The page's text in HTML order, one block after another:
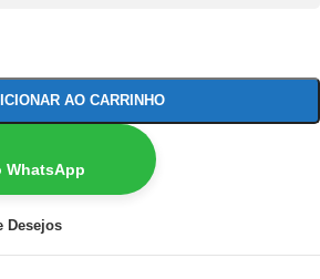
AO CARRINHO
WhatsApp
Desejos